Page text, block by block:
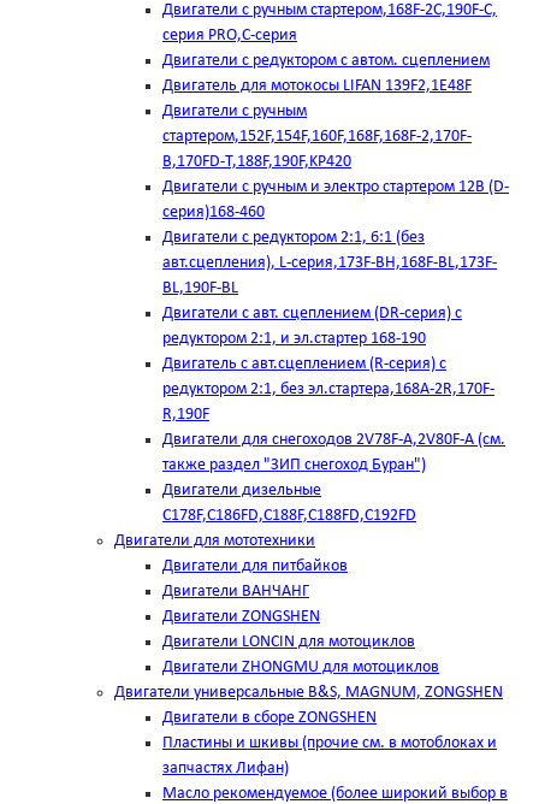
Двигатели с ручным стартером,168F-2C,190F-C,
серия PRO,C-серия
Двигатели с редуктором с автом. сцеплением
Двигатель для мотокосы LIFAN 139F2,1E48F
Двигатели с ручным
стартером,152F,154F,160F,168F,168F-2,170F-
B,170FD-T,188F,190F,KP420
Двигатели с ручным и электро стартером 12В (D-
серия)168-460
Двигатели с редуктором 2:1, 6:1 (без
авт.сцепления), L-серия,173F-BH,168F-BL,173F-
BL,190F-BL
Двигатели с авт. сцеплением (DR-серия) с
редуктором 2:1, и эл.стартер 168-190
Двигатель с авт.сцеплением (R-серия) с
редуктором 2:1, без эл.стартера,168А-2R,170F-
R,190F
Двигатели для снегоходов 2V78F-A,2V80F-A (см.
также раздел "ЗИП снегоход Буран")
Двигатели дизельные
C178F,С186FD,C188F,C188FD,C192FD
Двигатели для мототехники
Двигатели для питбайков
Двигатели ВАНЧАНГ
Двигатели ZONGSHEN
Двигатели LONCIN для мотоциклов
Двигатели ZHONGMU для мотоциклов
Двигатели универсальные B&S, MAGNUM, ZONGSHEN
Двигатели в сборе ZONGSHEN
Пластины и шкивы (прочие см. в мотоблоках и
запчастях Лифан)
Масло рекомендуемое (более широкий выбор в